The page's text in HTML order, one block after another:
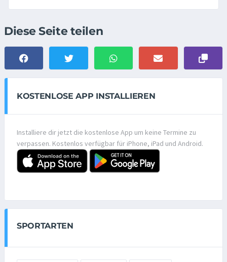
Diese Seite teilen
KOSTENLOSE APP INSTALLIEREN
Installiere dir jetzt die kostenlose App um keine Termine zu
verpassen. Kostenlos verfügbar für iPhone, iPad und Android.
SPORTARTEN